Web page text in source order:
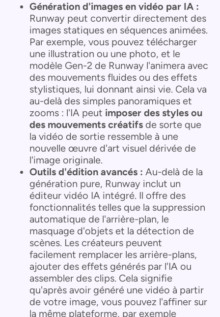
Génération d'images en vidéo par IA :
Runway peut convertir directement des
images statiques en séquences animées.
Par exemple, vous pouvez télécharger
une illustration ou une photo, et le
modèle Gen-2 de Runway l'animera avec
des mouvements fluides ou des effets
stylistiques, lui donnant ainsi vie. Cela va
au-delà des simples panoramiques et
zooms : l'IA peut imposer des styles ou
des mouvements créatifs de sorte que
la vidéo de sortie ressemble à une
nouvelle œuvre d'art visuel dérivée de
l'image originale.
Outils d'édition avancés : Au-delà de la
génération pure, Runway inclut un
éditeur vidéo IA intégré. Il offre des
fonctionnalités telles que la suppression
automatique de l'arrière-plan, le
masquage d'objets et la détection de
scènes. Les créateurs peuvent
facilement remplacer les arrière-plans,
ajouter des effets générés par l'IA ou
assembler des clips. Cela signifie
qu'après avoir généré une vidéo à partir
de votre image, vous pouvez l'affiner sur
la même plateforme, par exemple